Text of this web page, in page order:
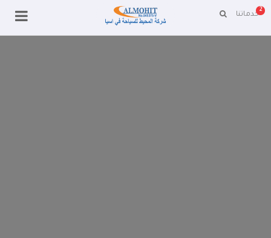
خدماتنا
2